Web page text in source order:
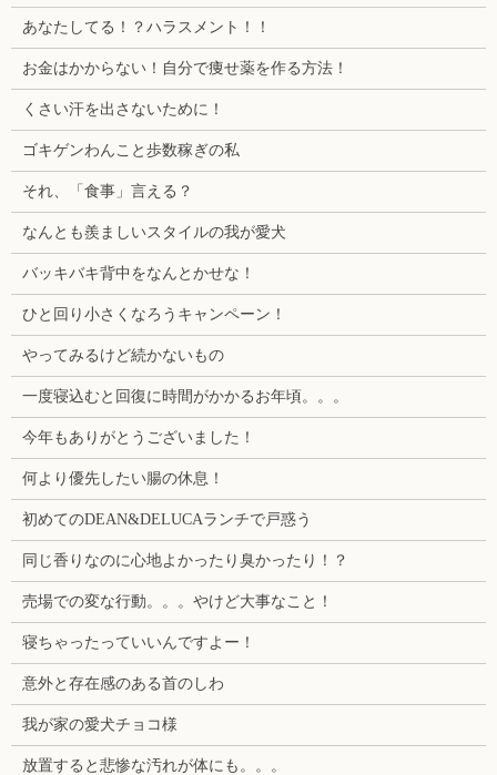
あなたしてる！？ハラスメント！！
お金はかからない！自分で痩せ薬を作る方法！
くさい汗を出さないために！
ゴキゲンわんこと歩数稼ぎの私
それ、「食事」言える？
なんとも羨ましいスタイルの我が愛犬
バッキバキ背中をなんとかせな！
ひと回り小さくなろうキャンペーン！
やってみるけど続かないもの
一度寝込むと回復に時間がかかるお年頃。。。
今年もありがとうございました！
何より優先したい腸の休息！
初めてのDEAN&DELUCAランチで戸惑う
同じ香りなのに心地よかったり臭かったり！？
売場での変な行動。。。やけど大事なこと！
寝ちゃったっていいんですよー！
意外と存在感のある首のしわ
我が家の愛犬チョコ様
放置すると悲惨な汚れが体にも。。。